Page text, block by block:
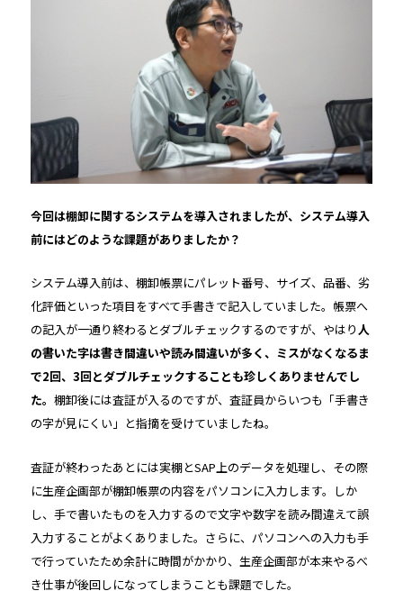
――今回は棚卸に関するシステムを導入されましたが、システム導入
前にはどのような課題がありましたか？
システム導入前は、棚卸帳票にパレット番号、サイズ、品番、劣
化評価といった項目をすべて手書きで記入していました。帳票へ
の記入が一通り終わるとダブルチェックするのですが、やはり人
の書いた字は書き間違いや読み間違いが多く、ミスがなくなるま
で2回、3回とダブルチェックすることも珍しくありませんでし
た。 棚卸後には査証が入るのですが、査証員からいつも「手書き
の字が見にくい」と指摘を受けていましたね。
査証が終わったあとには実棚とSAP上のデータを処理し、その際
に生産企画部が棚卸帳票の内容をパソコンに入力します。しか
し、手で書いたものを入力するので文字や数字を読み間違えて誤
入力することがよくありました。さらに、パソコンへの入力も手
で行っていたため余計に時間がかかり、生産企画部が本来やるべ
き仕事が後回しになってしまうことも課題でした。